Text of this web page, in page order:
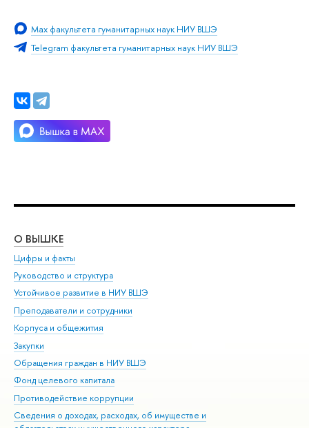
Мах факультета гуманитарных наук НИУ ВШЭ
Telegram факультета гуманитарных наук НИУ ВШЭ
О ВЫШКЕ
Цифры и факты
Руководство и структура
Устойчивое развитие в НИУ ВШЭ
Преподаватели и сотрудники
Корпуса и общежития
Закупки
Обращения граждан в НИУ ВШЭ
Фонд целевого капитала
Противодействие коррупции
Сведения о доходах, расходах, об имуществе и